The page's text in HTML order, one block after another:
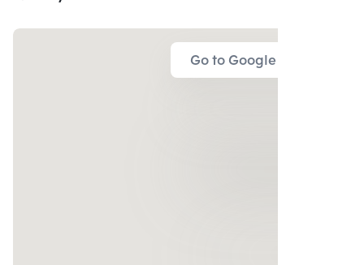
Go to Google Map